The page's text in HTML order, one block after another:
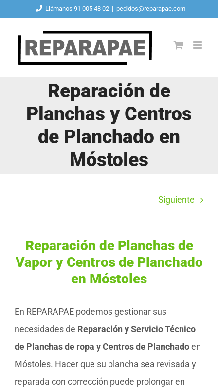
contenido
Llámanos 91 005 48 02 | pedidos@reparapae.com
Reparación de
Planchas y Centros
de Planchado en
Móstoles
Siguiente
Reparación de Planchas de
Vapor y Centros de Planchado
en Móstoles
En REPARAPAE podemos gestionar sus
necesidades de Reparación y Servicio Técnico
de Planchas de ropa y Centros de Planchadoen
Móstoles. Hacer que su plancha sea revisada y
reparada con corrección puede prolongar en